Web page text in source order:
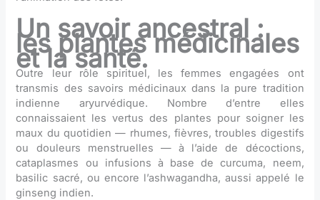
Un savoir ancestral :
les plantes médicinales
et la santé.
Outre leur rôle spirituel, les femmes engagées ont
transmis des savoirs médicinaux dans la pure tradition
indienne aryurvédique. Nombre d’entre elles
connaissaient les vertus des plantes pour soigner les
maux du quotidien — rhumes, fièvres, troubles digestifs
ou douleurs menstruelles — à l’aide de décoctions,
cataplasmes ou infusions à base de curcuma, neem,
basilic sacré, ou encore l’ashwagandha, aussi appelé le
ginseng indien.